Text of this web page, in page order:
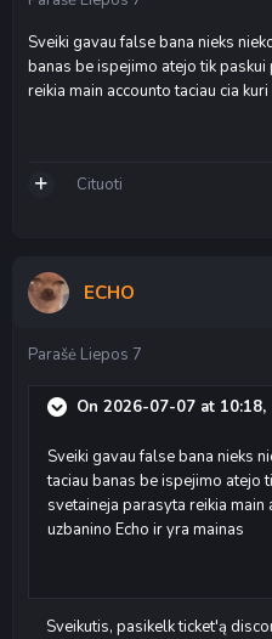
Sveiki gavau false bana nieks
banas be ispejimo atejo tik
reikia main accounto taciau cia
Cituoti
ECHO
Parašė Liepos 7
On 2026-07-07 at 10:18,
Sveiki gavau false bana nieks
taciau banas be ispejimo atejo
svetaineja parasyta reikia main
uzbanino Echo ir yra mainas
Sveikutis, pasikelk ticket'ą